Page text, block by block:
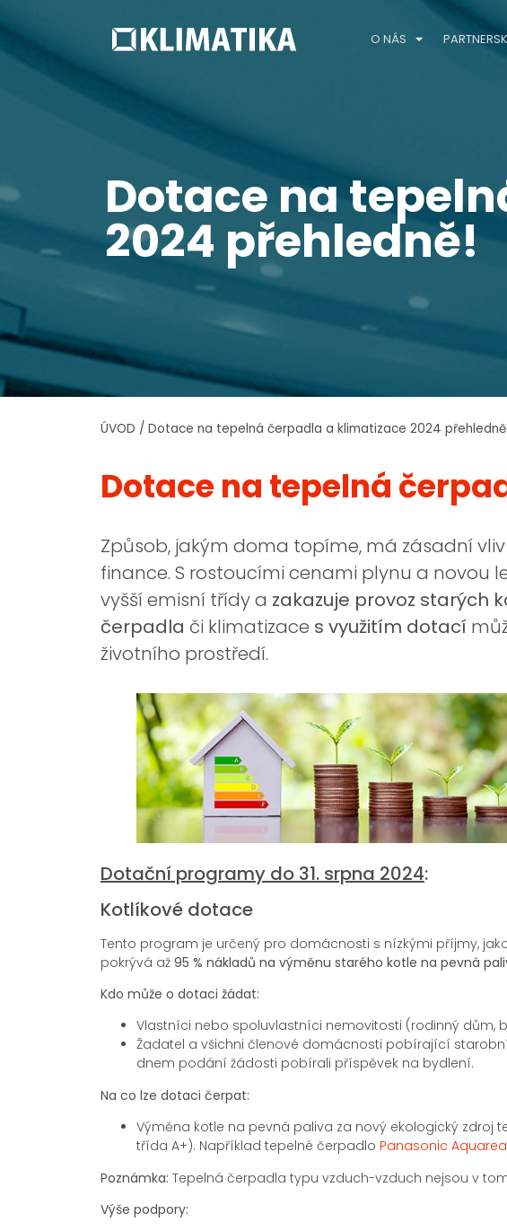
O NÁS
Dotace na
2024 přehledně!
ÚVOD / Dotace na tepelná čerpadla a klimatizace 2024
Dotace na tepelná
Způsob, jakým doma topíme, má zásadní
finance. S rostoucími cenami plynu a novou
vyšší emisní třídy a zakazuje provoz starých
čerpadla či klimatizace s využitím dotací
životního prostředí.
Dotační programy do 31. srpna 2024:
Kotlíkové dotace
Tento program je určený pro domácnosti s nízkými příjmy,
pokrývá až 95 % nákladů na výměnu starého kotle na pevná
Kdo může o dotaci žádat:
Vlastníci nebo spoluvlastníci nemovitosti (rodinný dům,
Žadatel a všichni členové domácnosti pobírající
dnem podání žádosti pobírali příspěvek na bydlení.
Na co lze dotaci čerpat:
Výměna kotle na pevná paliva za nový ekologický zdroj
třída A+). Například tepelné čerpadlo Panasonic Aquarea
Poznámka: Tepelná čerpadla typu vzduch-vzduch nejsou v
Výše podpory: